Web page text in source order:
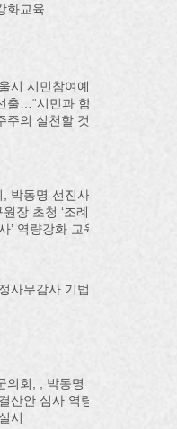
화교육
시 시민참여예
출…“시민과 함
의 실천할 것”
박동명 선진사
장 초청 ‘조례
’ 역량강화 교육
사무감사 기법’
의회, , 박동명
산안 심사 역량
시